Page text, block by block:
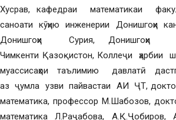
Хусрав, кафедраи математикаи
саноати кӯҳию инженерии Донишгоҳи
Донишгоҳи Сурия, Донишгоҳи
Чимкенти Қазоқистон, Коллеҷи ҳарбии
муассисаҳои таълимию давлатӣ
аз ҷумла узви пайвастаи АИ ҶТ,
математика, профессор М.Шабозов,
математика Л.Раҷабова, А.Қ.Ҷобиров,